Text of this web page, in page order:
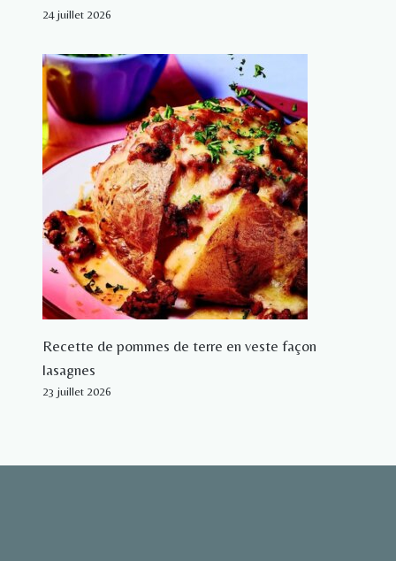
24 juillet 2026
Recette de pommes de terre en veste façon
lasagnes
23 juillet 2026